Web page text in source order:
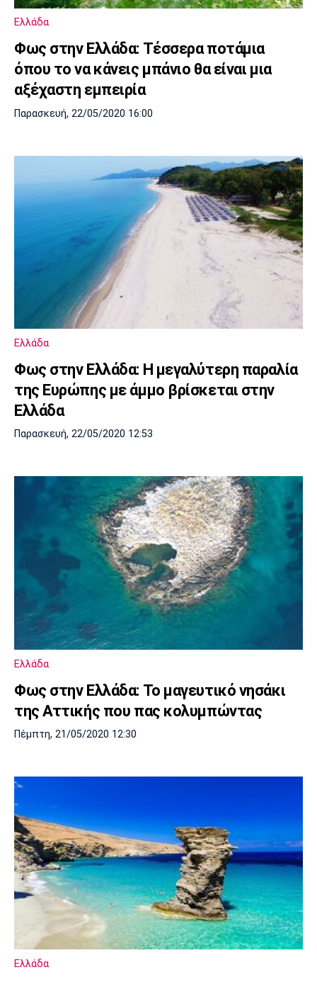
Ελλάδα
Φως στην Ελλάδα: Τέσσερα ποτάμια
όπου το να κάνεις μπάνιο θα είναι μια
αξέχαστη εμπειρία
Παρασκευή, 22/05/2020 16:00
Ελλάδα
Φως στην Ελλάδα: Η μεγαλύτερη παραλία
της Ευρώπης με άμμο βρίσκεται στην
Ελλάδα
Παρασκευή, 22/05/2020 12:53
Ελλάδα
Φως στην Ελλάδα: Το μαγευτικό νησάκι
της Αττικής που πας κολυμπώντας
Πέμπτη, 21/05/2020 12:30
Ελλάδα